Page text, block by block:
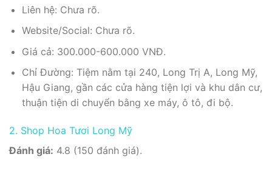
Liên hệ: Chưa rõ.
Website/Social: Chưa rõ.
Giá cả: 300.000-600.000 VNĐ.
Chỉ Đường: Tiệm nằm tại 240, Long Trị A, Long Mỹ,
Hậu Giang, gần các cửa hàng tiện lợi và khu dân cư,
thuận tiện di chuyển bằng xe máy, ô tô, đi bộ.
2. Shop Hoa Tươi Long Mỹ
Đánh giá: 4.8 (150 đánh giá).